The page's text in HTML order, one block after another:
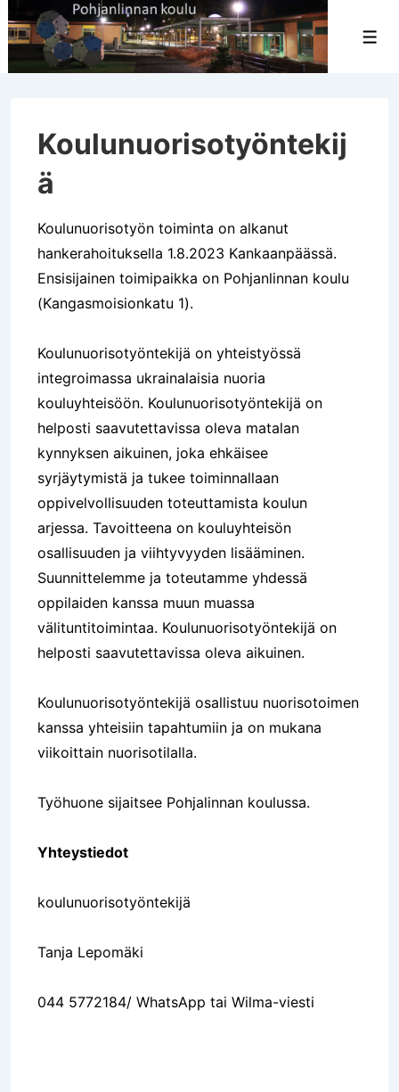
Siirry
pääsisältöön
Koulunuorisotyöntekij
ä
Koulunuorisotyön toiminta on alkanut
hankerahoituksella 1.8.2023 Kankaanpäässä.
Ensisijainen toimipaikka on Pohjanlinnan koulu
(Kangasmoisionkatu 1).
Koulunuorisotyöntekijä on yhteistyössä
integroimassa ukrainalaisia nuoria
kouluyhteisöön. Koulunuorisotyöntekijä on
helposti saavutettavissa oleva matalan
kynnyksen aikuinen, joka ehkäisee
syrjäytymistä ja tukee toiminnallaan
oppivelvollisuuden toteuttamista koulun
arjessa. Tavoitteena on kouluyhteisön
osallisuuden ja viihtyvyyden lisääminen.
Suunnittelemme ja toteutamme yhdessä
oppilaiden kanssa muun muassa
välituntitoimintaa. Koulunuorisotyöntekijä on
helposti saavutettavissa oleva aikuinen.
Koulunuorisotyöntekijä osallistuu nuorisotoimen
kanssa yhteisiin tapahtumiin ja on mukana
viikoittain nuorisotilalla.
Työhuone sijaitsee Pohjalinnan koulussa.
Yhteystiedot
koulunuorisotyöntekijä
Tanja Lepomäki
044 5772184/ WhatsApp tai Wilma-viesti